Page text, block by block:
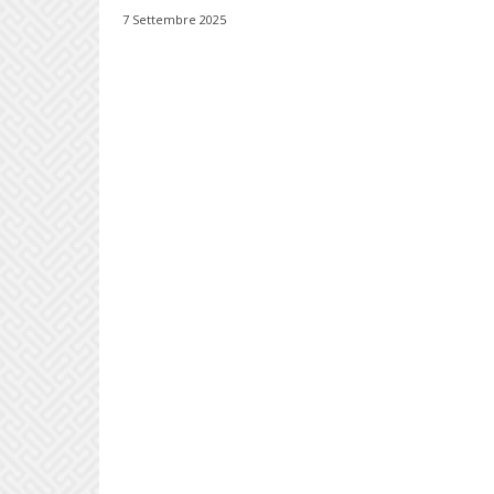
7 Settembre 2025